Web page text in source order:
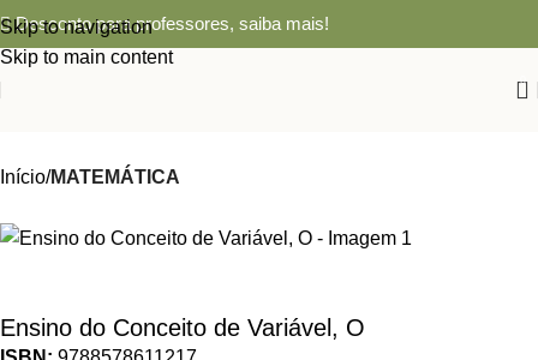
Skip to navigation
Skip to main content
Desconto para professores, saiba mais!
0
Início MATEMÁTICA
Ensino do Conceito de Variável, O